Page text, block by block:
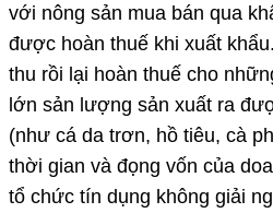
với nông sản mua bán qua
được hoàn thuế khi xuất
thu rồi lại hoàn thuế cho
lớn sản lượng sản xuất ra
(như cá da trơn, hồ tiêu, cà
thời gian và đọng vốn của
tổ chức tín dụng không giải